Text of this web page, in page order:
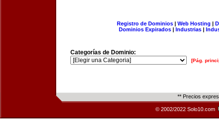
Registro de Dominios| Web Hosting |
Dominios Expirados | Industrias |
Categorías de Dominio:
[Pág.
** Precios
© 2002/2022 Solo10.com